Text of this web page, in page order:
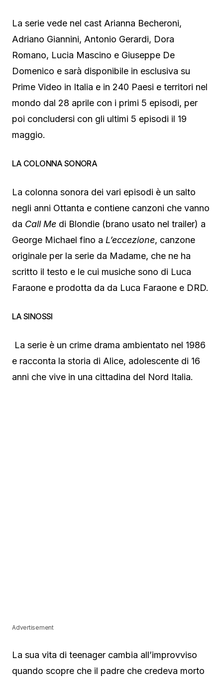
La serie vede nel cast Arianna Becheroni,
Adriano Giannini, Antonio Gerardi, Dora
Romano, Lucia Mascino e Giuseppe De
Domenico e sarà disponibile in esclusiva su
Prime Video in Italia e in 240 Paesi e territori nel
mondo dal 28 aprile con i primi 5 episodi, per
poi concludersi con gli ultimi 5 episodi il 19
maggio.
LA COLONNA SONORA
La colonna sonora dei vari episodi è un salto
negli anni Ottanta e contiene canzoni che vanno
da Call Me di Blondie (brano usato nel trailer) a
George Michael fino a L’eccezione, canzone
originale per la serie da Madame, che ne ha
scritto il testo e le cui musiche sono di Luca
Faraone e prodotta da da Luca Faraone e DRD.
LA SINOSSI
La serie è un crime drama ambientato nel 1986
e racconta la storia di Alice, adolescente di 16
anni che vive in una cittadina del Nord Italia.
Advertisement
La sua vita di teenager cambia all’improvviso
quando scopre che il padre che credeva morto